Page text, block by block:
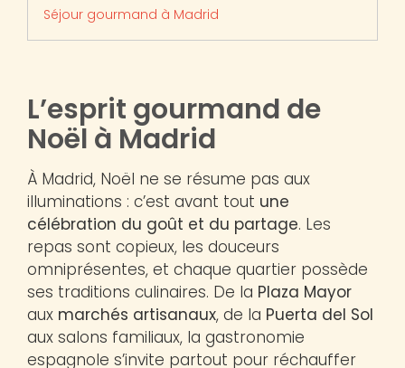
Séjour gourmand à Madrid
L’esprit gourmand de
Noël à Madrid
À Madrid, Noël ne se résume pas aux
illuminations : c’est avant tout une
célébration du goût et du partage. Les
repas sont copieux, les douceurs
omniprésentes, et chaque quartier possède
ses traditions culinaires. De la Plaza Mayor
aux marchés artisanaux, de la Puerta del Sol
aux salons familiaux, la gastronomie
espagnole s’invite partout pour réchauffer